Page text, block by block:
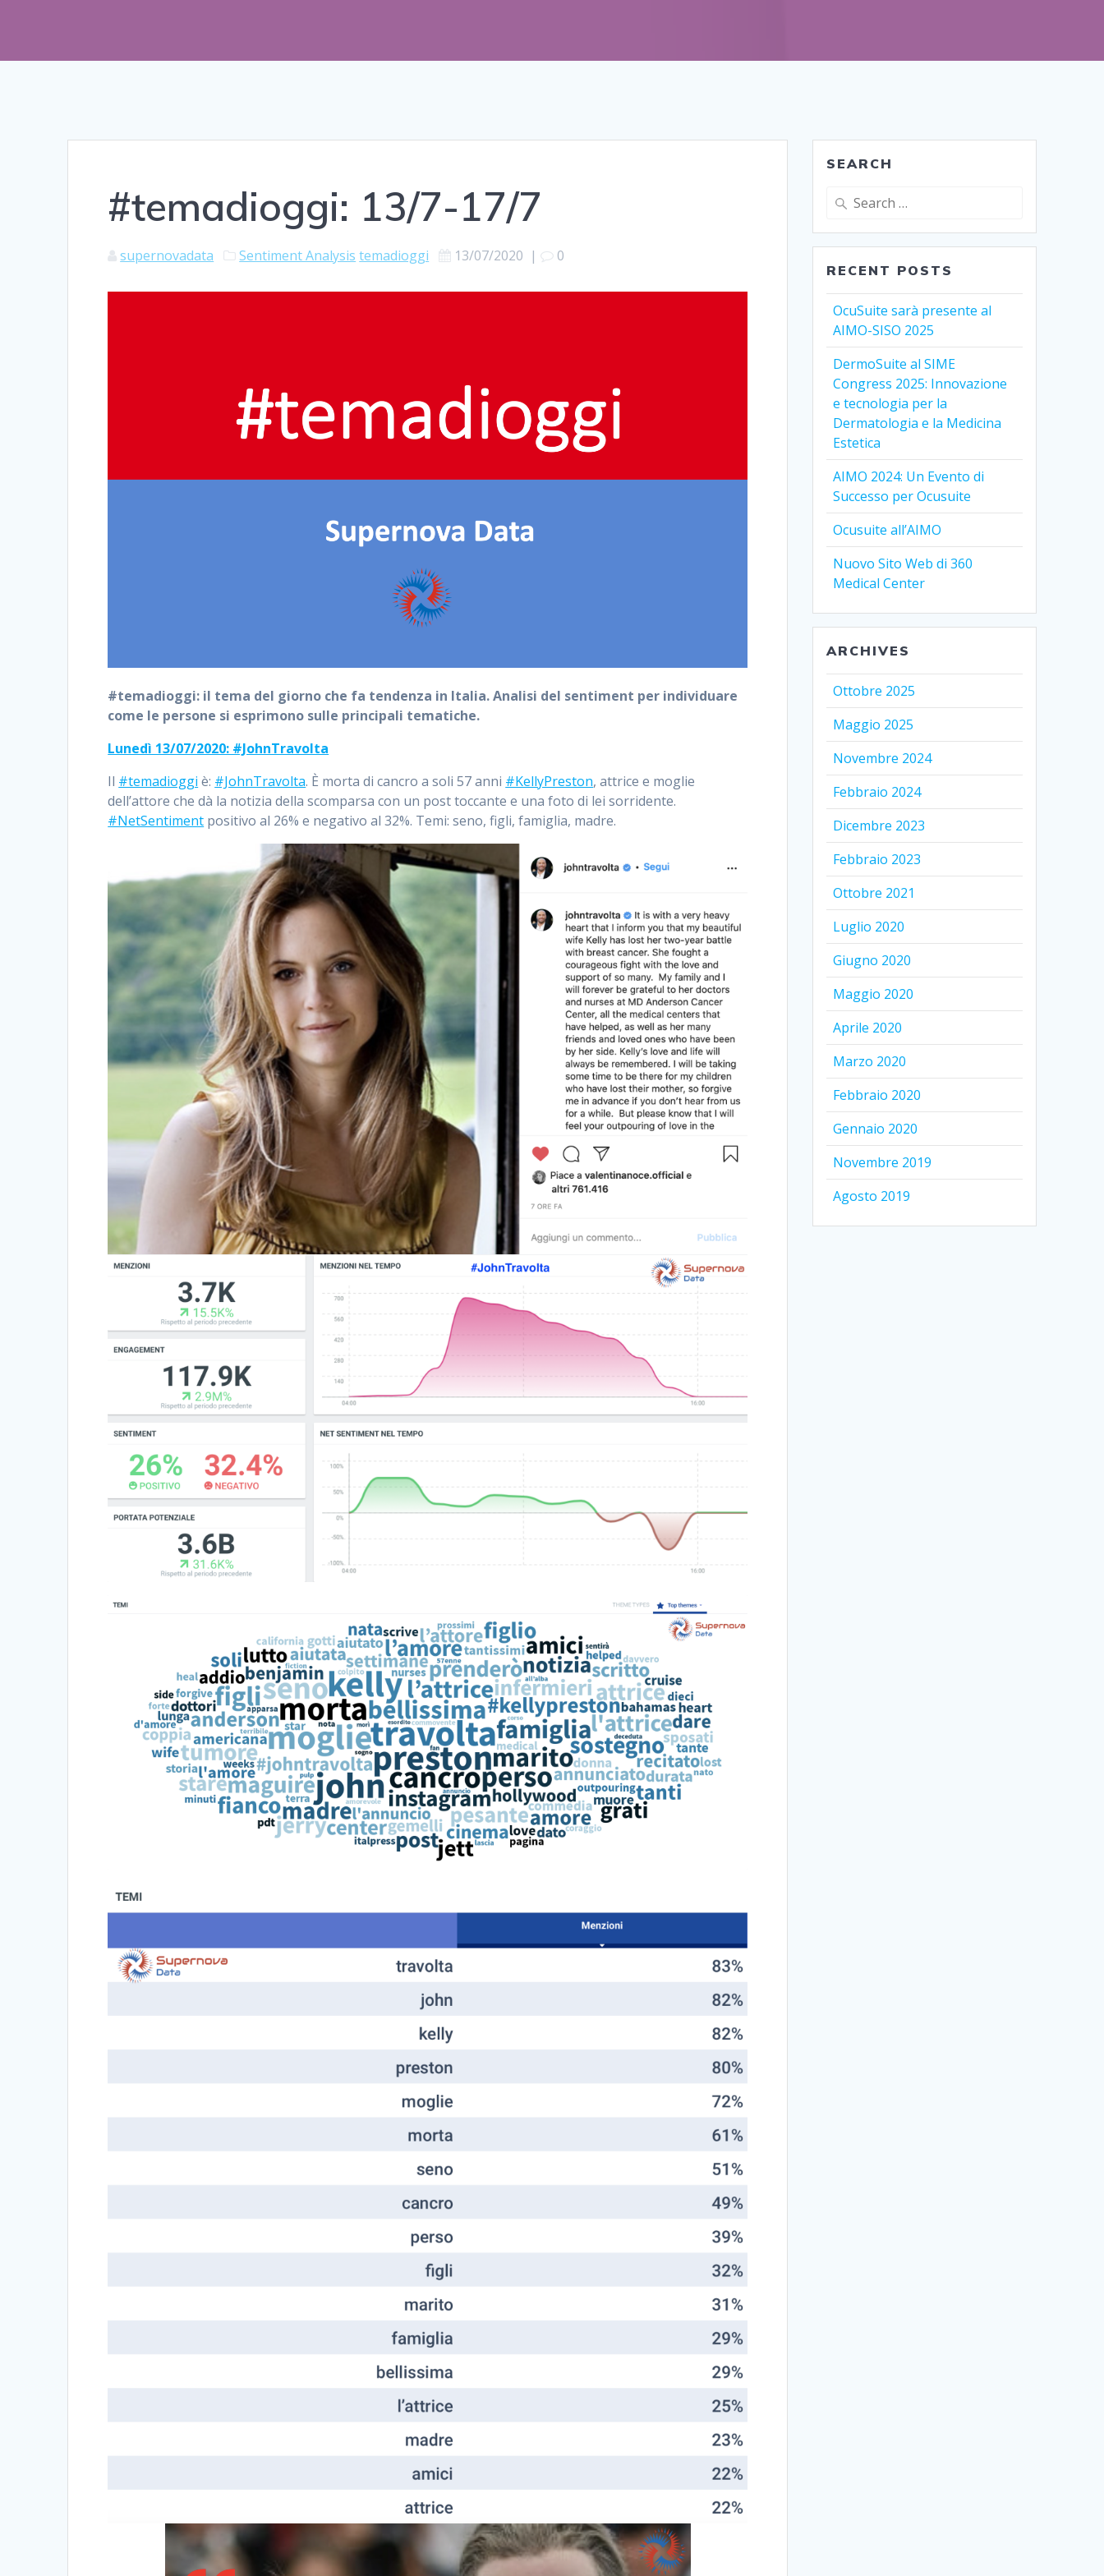
#temadioggi: 13/7-17/7
supernovadata Sentiment Analysis temadioggi 13/07/2020 | 0
#temadioggi: il tema del giorno che fa tendenza in Italia. Analisi del sentiment per individuare
come le persone si esprimono sulle principali tematiche.
Lunedì 13/07/2020: #JohnTravolta
Il #temadioggi è: #JohnTravolta. È morta di cancro a soli 57 anni #KellyPreston, attrice e moglie
dell’attore che dà la notizia della scomparsa con un post toccante e una foto di lei sorridente.
#NetSentiment positivo al 26% e negativo al 32%. Temi: seno, figli, famiglia, madre.
SEARCH
Search
RECENT POSTS
OcuSuite sarà presente al
AIMO-SISO 2025
DermoSuite al SIME
Congress 2025: Innovazione
e tecnologia per la
Dermatologia e la Medicina
Estetica
AIMO 2024: Un Evento di
Successo per Ocusuite
Ocusuite all’AIMO
Nuovo Sito Web di 360
Medical Center
ARCHIVES
Ottobre 2025
Maggio 2025
Novembre 2024
Febbraio 2024
Dicembre 2023
Febbraio 2023
Ottobre 2021
Luglio 2020
Giugno 2020
Maggio 2020
Aprile 2020
Marzo 2020
Febbraio 2020
Gennaio 2020
Novembre 2019
Agosto 2019